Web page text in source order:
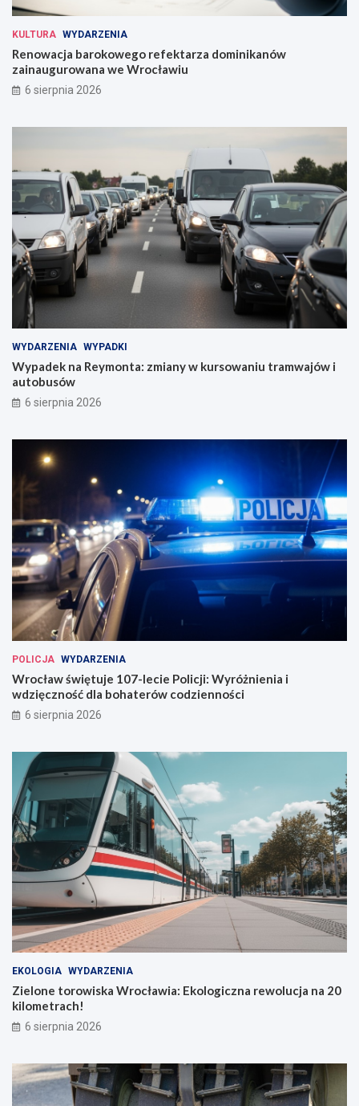
KULTURA WYDARZENIA
Renowacja barokowego refektarza dominikanów
zainaugurowana we Wrocławiu
6 sierpnia 2026
WYDARZENIA WYPADKI
Wypadek na Reymonta: zmiany w kursowaniu tramwajów i
autobusów
6 sierpnia 2026
POLICJA WYDARZENIA
Wrocław świętuje 107-lecie Policji: Wyróżnienia i
wdzięczność dla bohaterów codzienności
6 sierpnia 2026
EKOLOGIA WYDARZENIA
Zielone torowiska Wrocławia: Ekologiczna rewolucja na 20
kilometrach!
6 sierpnia 2026